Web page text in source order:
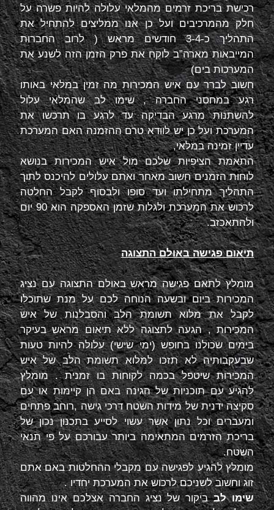
רכישת בריכת זרמים מהמלאי עלולה להיות פשרה על
חלק מהמרכיבים ועל כן אנו ממליצים להתחיל את
התהליך כ-3-4 חודשים מראש ( לרוב החברות
המייבאות מארה”ב לוקח את פרק הזמן הזה לשנע את
המערכות בים)
חשוב לברר עם איש המכירות מה זמין במלאי באותו
רגע במחסני החברה , שימו לב שהמלאי עלול
להשתנות מרגע הבדיקה עד לרגע בו תרכשו את
המערכת ועל כן יש לוודא טרם ההזמנה האם המערכת
עדיין זמינה במלאי,
התאמת הציפיות שלכם מול איש המכירות בנושא
לוחות הזמנים חשוב מאחר ואתם עלולים להיכנס לתוך
התהליך מתחילתו ועד סופו ולבסוף לקבל החלטה
לרכוש את המערכת ולגלות שזמן האספקה הוא 90 יום
ולהתאכזב.
תיאום פגישה באולם התצוגה
מומלץ לתאם פגישה מראש באולם התצוגה עם נציג
המכירות ביום ובשעה הנוחה לכם על מנת שתוכלו
לקבל את מלוא תשומת הלב והסבלנות של איש
המכירות , הגעה לתצוגה ללא תיאום מראש בעיקר
בימים שכולנו בחופש (ימי שישי) עלולה להיות טעות
שבעקבותיה לא תזכו למלוא תשומת הלב של איש
המכירות שיטפל בכמה לקוחות בו זמנית . מומלץ
להגיע עם תוכניות של הגינה באם הן קיימות או עם
סקיצה ידנית של מידות השטח דרכי גישה ,רוחב פתחים
ומעברים וכל נתון אשר עשוי לסייע בתכנון נכון של
בריכת הזרמים המתאימה ביותר עבורכם על פי תנאי
השטח.
מומלץ להגיע לפגישה עם מקבלי ההחלטות באם אתם
זוג וחשוב לשניכם לרכוש את המערכת יחדיו .
שימו לבביקור של נציג החברה אצלכם אינו מהווה